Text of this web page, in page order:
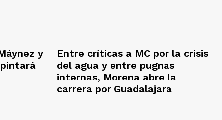
y
Entre críticas a MC por la crisis
del agua y entre pugnas
internas, Morena abre la
carrera por Guadalajara